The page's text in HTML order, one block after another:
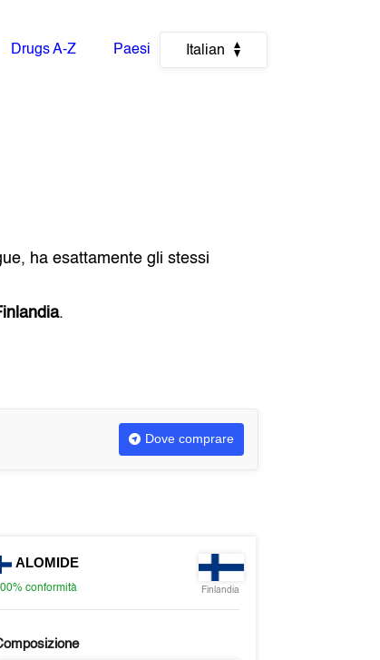
Drugs A-Z Paesi Italian
ha esattamente gli stessi
.
Dove comprare
ALOMIDE
conformità Finlandia